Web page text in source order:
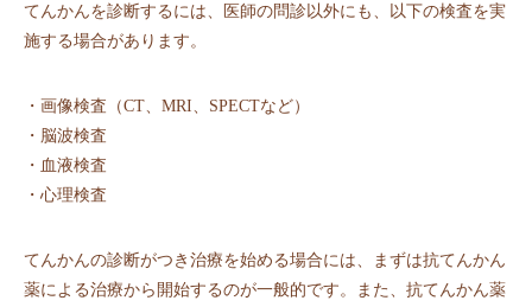
てんかんを診断するには、医師の問診以外にも、以下の検査を実
施する場合があります。
・画像検査（CT、MRI、SPECTなど）
・脳波検査
・血液検査
・心理検査
てんかんの診断がつき治療を始める場合には、まずは抗てんかん
薬による治療から開始するのが一般的です。また、抗てんかん薬